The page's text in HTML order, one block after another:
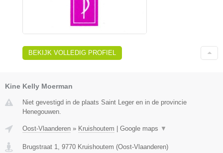
BEKIJK VOLLEDIG PROFIEL
Kine Kelly Moerman
Niet gevestigd in de plaats Saint Leger en in de provincie
Henegouwen.
Oost-Vlaanderen » Kruishoutem Google maps ▼
Brugstraat 1, 9770 Kruishoutem (Oost-Vlaanderen)